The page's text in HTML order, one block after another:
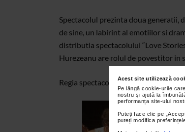
Acest site utilizează
Pe lângă cookie-urile
nostru și ajută la
performanța site-ului
Puteți face clic pe
puteți modifica
Spectacolul prezinta doua generatii,
de sine, un labirint al emotiilor si
distributia spectacolului “Love
Hurezeanu are rolul de povestitor in
Regia spectacolului este semnata de